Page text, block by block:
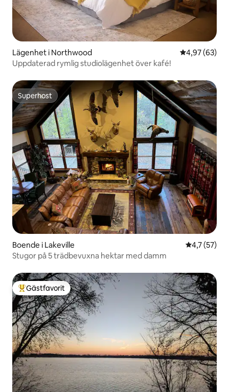
Lägenhet i Northwood 4,97 av 5 i
4,97 (63)
Uppdaterad rymlig studiolägenhet över kafé!
Superhost
Superhost
Boende i Lakeville 4,7 av 5 i
4,7 (57)
Stugor på 5 trädbevuxna hektar med damm
Populär gästfavorit
Gästfavorit